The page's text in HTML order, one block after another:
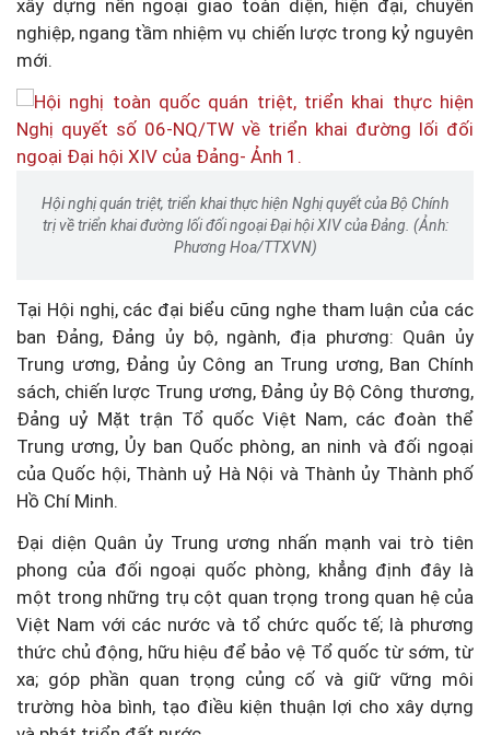
xây dựng nền ngoại giao toàn diện, hiện đại, chuyên
nghiệp, ngang tầm nhiệm vụ chiến lược trong kỷ nguyên
mới.
Hội nghị quán triệt, triển khai thực hiện Nghị quyết của Bộ Chính
trị về triển khai đường lối đối ngoại Đại hội XIV của Đảng. (Ảnh:
Phương Hoa/TTXVN)
Tại Hội nghị, các đại biểu cũng nghe tham luận của các
ban Đảng, Đảng ủy bộ, ngành, địa phương: Quân ủy
Trung ương, Đảng ủy Công an Trung ương, Ban Chính
sách, chiến lược Trung ương, Đảng ủy Bộ Công thương,
Đảng uỷ Mặt trận Tổ quốc Việt Nam, các đoàn thể
Trung ương, Ủy ban Quốc phòng, an ninh và đối ngoại
của Quốc hội, Thành uỷ Hà Nội và Thành ủy Thành phố
Hồ Chí Minh.
Đại diện Quân ủy Trung ương nhấn mạnh vai trò tiên
phong của đối ngoại quốc phòng, khẳng định đây là
một trong những trụ cột quan trọng trong quan hệ của
Việt Nam với các nước và tổ chức quốc tế; là phương
thức chủ động, hữu hiệu để bảo vệ Tổ quốc từ sớm, từ
xa; góp phần quan trọng củng cố và giữ vững môi
trường hòa bình, tạo điều kiện thuận lợi cho xây dựng